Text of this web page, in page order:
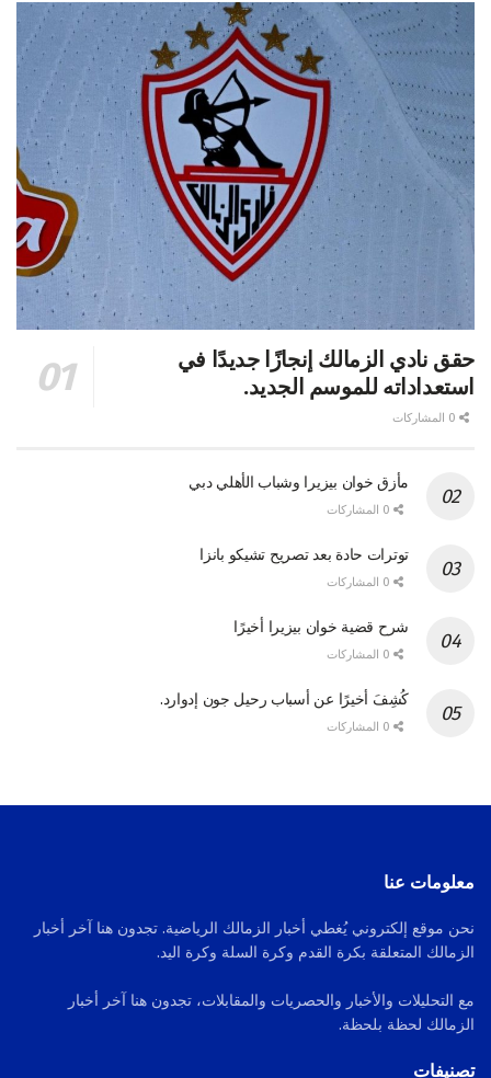
حقق نادي الزمالك إنجازًا جديدًا في
استعداداته للموسم الجديد.
مأزق خوان بيزيرا وشباب الأهلي دبي
توترات حادة بعد تصريح تشيكو بانزا
شرح قضية خوان بيزيرا أخيرًا
كُشِفَ أخيرًا عن أسباب رحيل جون إدوارد.
معلومات عنا
نحن موقع إلكتروني يُغطي أخبار الزمالك الرياضية. تجدون هنا آخر أخبار
الزمالك المتعلقة بكرة القدم وكرة السلة وكرة اليد.
مع التحليلات والأخبار والحصريات والمقابلات، تجدون هنا آخر أخبار
الزمالك لحظة بلحظة.
تصنيفات